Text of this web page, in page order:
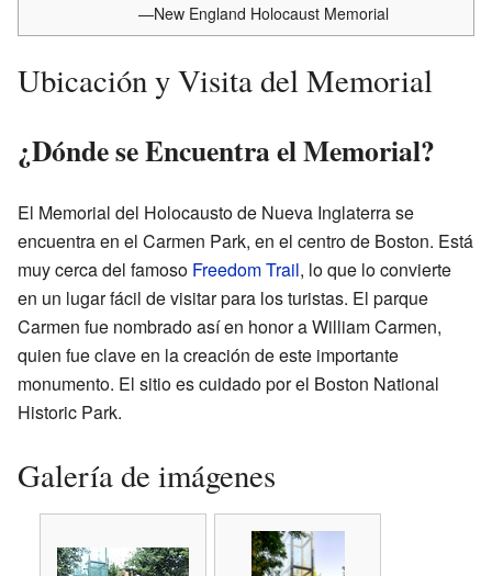
—New England Holocaust Memorial
Ubicación y Visita del Memorial
¿Dónde se Encuentra el Memorial?
El Memorial del Holocausto de Nueva Inglaterra se
encuentra en el Carmen Park, en el centro de Boston. Está
muy cerca del famoso Freedom Trail, lo que lo convierte
en un lugar fácil de visitar para los turistas. El parque
Carmen fue nombrado así en honor a William Carmen,
quien fue clave en la creación de este importante
monumento. El sitio es cuidado por el Boston National
Historic Park.
Galería de imágenes